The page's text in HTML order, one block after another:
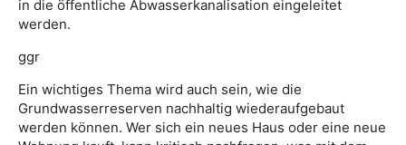
in die öffentliche Abwasserkanalisation eingeleitet
werden.
ggr
Ein wichtiges Thema wird auch sein, wie die
Grundwasserreserven nachhaltig wiederaufgebaut
werden können. Wer sich ein neues Haus oder eine neue